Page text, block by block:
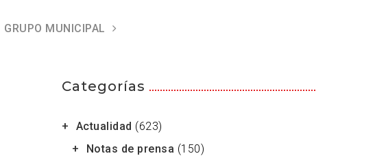
GRUPO MUNICIPAL
Categorías
Actualidad (623)
Notas de prensa (150)